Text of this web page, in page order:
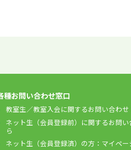
種お問い合わせ窓口
教室生／教室入会に関するお問い合わ
ネット生（会員登録前）に関するお問
ら
ネット生（会員登録済）の方：マイペ